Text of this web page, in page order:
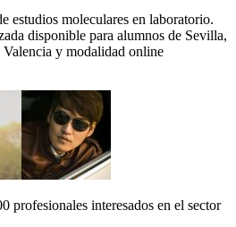
estudios moleculares en laboratorio.
disponible para alumnos de Sevilla,
y modalidad online
profesionales interesados en el sector